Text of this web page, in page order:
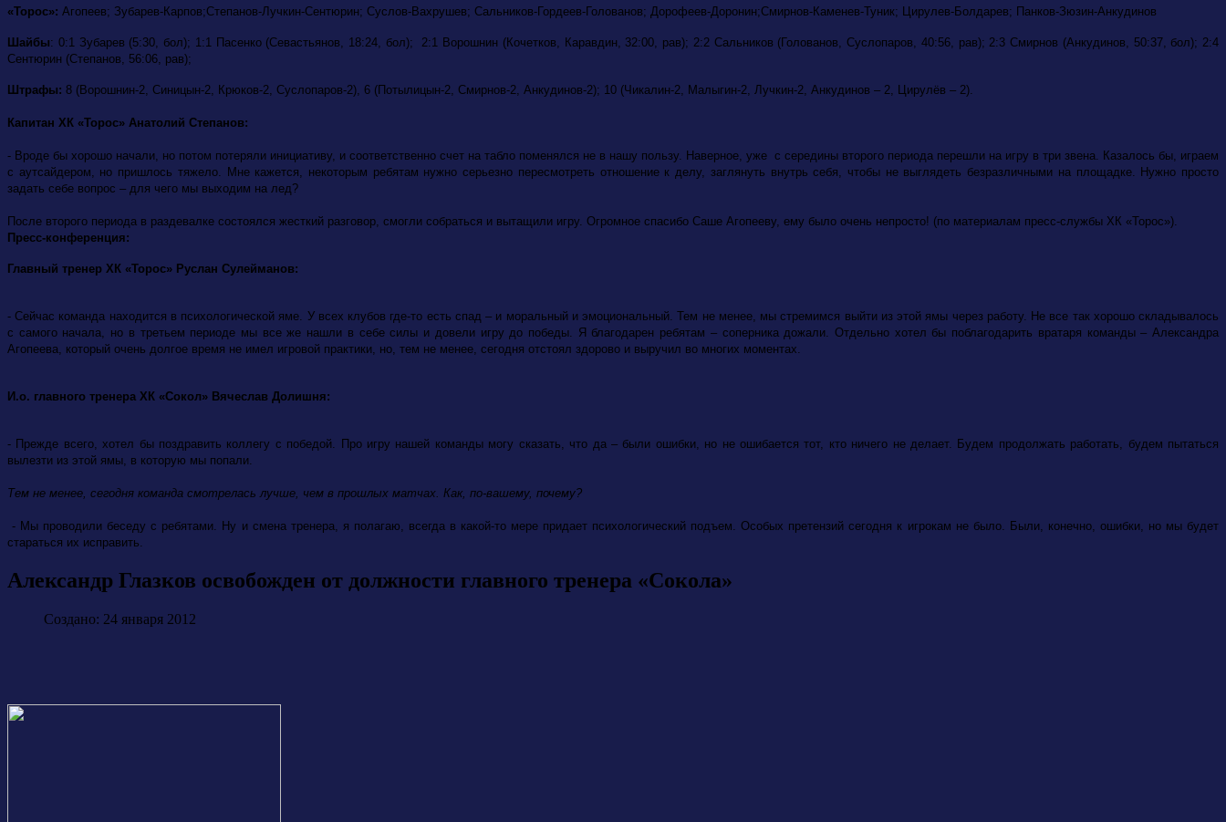
«Торос»: Агопеев; Зубарев-Карпов;Степанов-Лучкин-Сентюрин; Суслов-Вахрушев; Сальников-Гордеев-Голованов; Дорофеев-Доронин;Смирнов-Каменев-Туник; Цирулев-Болдарев; Панков-Зюзин-Анкудинов
Шайбы: 0:1 Зубарев (5:30, бол); 1:1 Пасенко (Севастьянов, 18:24, бол); 2:1 Ворошнин (Кочетков, Каравдин, 32:00, рав); 2:2 Сальников (Голованов, Суслопаров, 40:56, рав); 2:3 Смирнов (Анкудинов, 50:37, бол); 2:4
Сентюрин (Степанов, 56:06, рав);
Штрафы: 8 (Ворошнин-2, Синицын-2, Крюков-2, Суслопаров-2), 6 (Потылицын-2, Смирнов-2, Анкудинов-2); 10 (Чикалин-2, Малыгин-2, Лучкин-2, Анкудинов – 2, Цирулёв – 2).
Капитан ХК «Торос» Анатолий Степанов:
- Вроде бы хорошо начали, но потом потеряли инициативу, и соответственно счет на табло поменялся не в нашу пользу. Наверное, уже с середины второго периода перешли на игру в три звена. Казалось бы, играем
с аутсайдером, но пришлось тяжело. Мне кажется, некоторым ребятам нужно серьезно пересмотреть отношение к делу, заглянуть внутрь себя, чтобы не выглядеть безразличными на площадке. Нужно просто
задать себе вопрос – для чего мы выходим на лед?
После второго периода в раздевалке состоялся жесткий разговор, смогли собраться и вытащили игру. Огромное спасибо Саше Агопееву, ему было очень непросто! (по материалам пресс-службы ХК «Торос»).
Пресс-конференция:
Главный тренер ХК «Торос» Руслан Сулейманов:
- Сейчас команда находится в психологической яме. У всех клубов где-то есть спад – и моральный и эмоциональный. Тем не менее, мы стремимся выйти из этой ямы через работу. Не все так хорошо складывалось
с самого начала, но в третьем периоде мы все же нашли в себе силы и довели игру до победы. Я благодарен ребятам – соперника дожали. Отдельно хотел бы поблагодарить вратаря команды – Александра
Агопеева, который очень долгое время не имел игровой практики, но, тем не менее, сегодня отстоял здорово и выручил во многих моментах.
И.о. главного тренера ХК «Сокол» Вячеслав Долишня:
- Прежде всего, хотел бы поздравить коллегу с победой. Про игру нашей команды могу сказать, что да – были ошибки, но не ошибается тот, кто ничего не делает. Будем продолжать работать, будем пытаться
вылезти из этой ямы, в которую мы попали.
Тем не менее, сегодня команда смотрелась лучше, чем в прошлых матчах. Как, по-вашему, почему?
- Мы проводили беседу с ребятами. Ну и смена тренера, я полагаю, всегда в какой-то мере придает психологический подъем. Особых претензий сегодня к игрокам не было. Были, конечно, ошибки, но мы будет
стараться их исправить.
Александр Глазков освобожден от должности главного тренера «Сокола»
Создано: 24 января 2012